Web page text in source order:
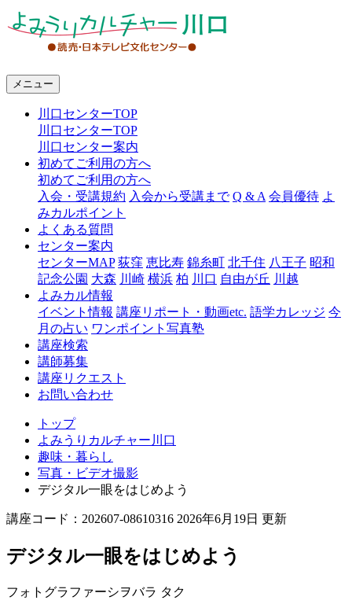
ャ
口
メニュー
川口センターTOP
川口センターTOP
川口センター案内
初めてご利用の方へ
初めてご利用の方へ
入会・受講規約 入会から受講まで Q & A 会員優待 よ
みカルポイント
よくある質問
センター案内
センターMAP 荻窪 恵比寿 錦糸町 北千住 八王子 昭和
記念公園 大森 川崎 横浜 柏 川口 自由が丘 川越
よみカル情報
イベント情報 講座リポート・動画etc. 語学カレッジ 今
月の占い ワンポイント写真塾
講座検索
講師募集
講座リクエスト
お問い合わせ
トップ
よみうりカルチャー川口
趣味・暮らし
写真・ビデオ撮影
デジタル一眼をはじめよう
講座コード：202607-08610316 2026年6月19日 更新
デジタル一眼をはじめよう
フォトグラファーシヲバラ タク